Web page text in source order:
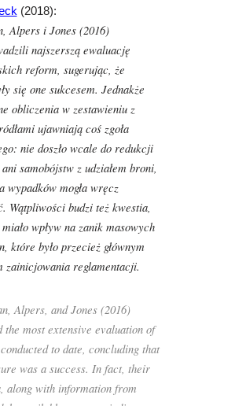
(2018):
Alpers i Jones (2016)
najszerszą ewaluację
reform, sugerując, że
się one sukcesem. Jednakże
obliczenia w zestawieniu z
ujawniają coś zgoła
nie doszło wcale do redukcji
samobójstw z udziałem broni,
wypadków mogła wręcz
Wątpliwości budzi też kwestia,
wpływ na zanik masowych
które było przecież głównym
zainicjowania reglamentacji.
Alpers, and Jones (2016)
the most extensive evaluation of
to date, concluding that
was a success. In fact, their
along with information from